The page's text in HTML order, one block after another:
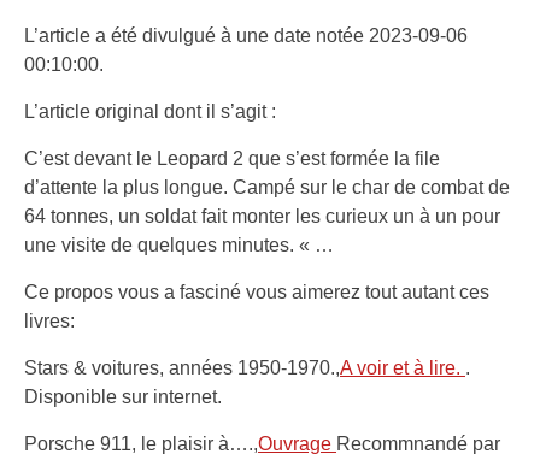
L’article a été divulgué à une date notée 2023-09-06
00:10:00.
L’article original dont il s’agit :
C’est devant le Leopard 2 que s’est formée la file
d’attente la plus longue. Campé sur le char de combat de
64 tonnes, un soldat fait monter les curieux un à un pour
une visite de quelques minutes. « …
Ce propos vous a fasciné vous aimerez tout autant ces
livres:
Stars & voitures, années 1950-1970.,A voir et à lire. .
Disponible sur internet.
Porsche 911, le plaisir à….,Ouvrage Recommnandé par